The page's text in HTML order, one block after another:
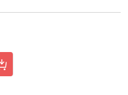
1/2017